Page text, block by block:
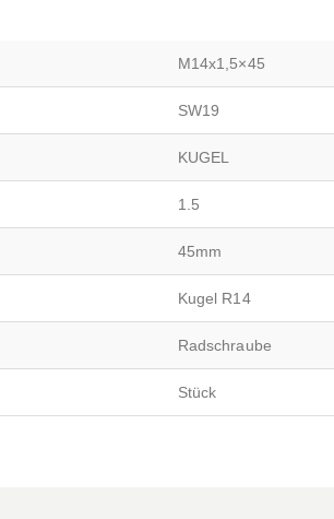
M14x1,5×45
SW19
KUGEL
1.5
45mm
Kugel R14
Radschraube
Stück